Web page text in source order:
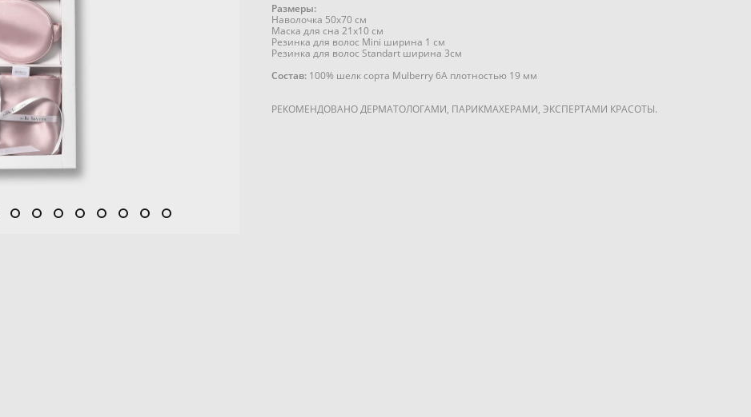
Размеры:
Наволочка 50x70 см
Маска для сна 21x10 см
Резинка для волос Mini ширина 1 см
Резинка для волос Standart ширина 3см
Состав: 100% шелк сорта Mulberry 6А плотностью 19 мм
РЕКОМЕНДОВАНО ДЕРМАТОЛОГАМИ, ПАРИКМАХЕРАМИ, ЭКСПЕРТАМИ КРАСОТЫ.